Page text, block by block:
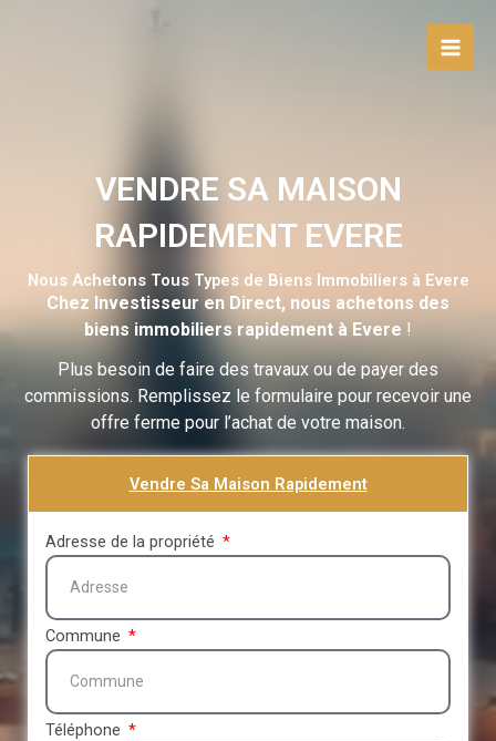
VENDRE SA MAISON
RAPIDEMENT EVERE
Nous Achetons Tous Types de Biens Immobiliers à Evere
Chez Investisseur en Direct, nous achetons des
biens immobiliers rapidement à Evere !
Plus besoin de faire des travaux ou de payer des
commissions. Remplissez le formulaire pour recevoir une
offre ferme pour l’achat de votre maison.
Vendre Sa Maison Rapidement
Adresse de la propriété
Commune
Téléphone